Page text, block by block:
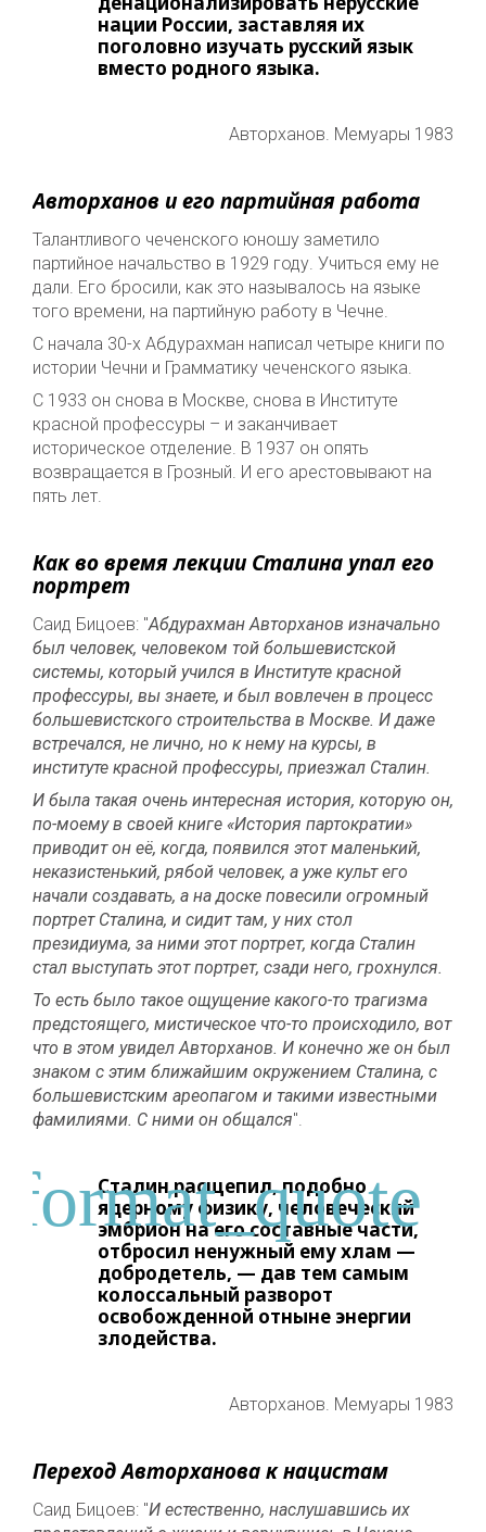
нации России, заставляя их
поголовно изучать русский язык
вместо родного языка.
Авторханов. Мемуары 1983
Авторханов и его партийная работа
Талантливого чеченского юношу заметило
партийное начальство в 1929 году. Учиться ему не
дали. Его бросили, как это называлось на языке
того времени, на партийную работу в Чечне.
С начала 30-х Абдурахман написал четыре книги по
истории Чечни и Грамматику чеченского языка.
С 1933 он снова в Москве, снова в Институте
красной профессуры – и заканчивает
историческое отделение. В 1937 он опять
возвращается в Грозный. И его арестовывают на
пять лет.
Как во время лекции Сталина упал его
портрет
Саид Бицоев: "Абдурахман Авторханов изначально
был человек, человеком той большевистской
системы, который учился в Институте красной
профессуры, вы знаете, и был вовлечен в процесс
большевистского строительства в Москве. И даже
встречался, не лично, но к нему на курсы, в
институте красной профессуры, приезжал Сталин.
И была такая очень интересная история, которую он,
по-моему в своей книге «История партократии»
приводит он её, когда, появился этот маленький,
неказистенький, рябой человек, а уже культ его
начали создавать, а на доске повесили огромный
портрет Сталина, и сидит там, у них стол
президиума, за ними этот портрет, когда Сталин
стал выступать этот портрет, сзади него, грохнулся.
То есть было такое ощущение какого-то трагизма
предстоящего, мистическое что-то происходило, вот
что в этом увидел Авторханов. И конечно же он был
знаком с этим ближайшим окружением Сталина, с
большевистским ареопагом и такими известными
фамилиями. С ними он общался".
Сталин расщепил, подобно
ядерному физику, человеческий
эмбрион на его составные части,
отбросил ненужный ему хлам —
добродетель, — дав тем самым
колоссальный разворот
освобожденной отныне энергии
злодейства.
Авторханов. Мемуары 1983
Переход Авторханова к нацистам
Саид Бицоев: "И естественно, наслушавшись их